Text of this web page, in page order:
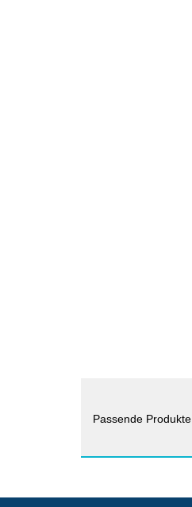
Passende Produkte